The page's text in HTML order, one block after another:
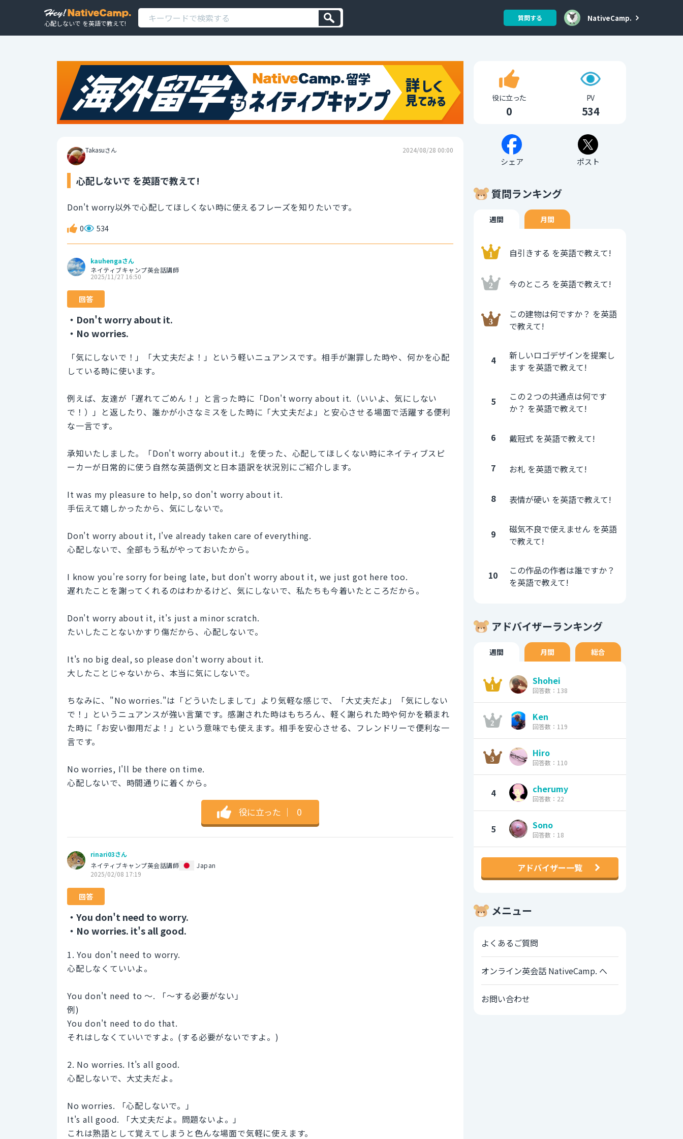
心配しないで を英語で教えて!
質問する NativeCamp.
Takasuさん 2024/08/28 00:00
心配しないで を英語で教えて!
Don't worry以外で心配してほしくない時に使えるフレーズを知りたいです。
0 534
kauhengaさん
ネイティブキャンプ英会話講師
2025/11/27 16:50
回答
・Don't worry about it.
・No worries.
「気にしないで！」「大丈夫だよ！」という軽いニュアンスです。相手が謝罪した時や、何かを心配
している時に使います。
例えば、友達が「遅れてごめん！」と言った時に「Don't worry about it.（いいよ、気にしない
で！）」と返したり、誰かが小さなミスをした時に「大丈夫だよ」と安心させる場面で活躍する便利
な一言です。
承知いたしました。「Don't worry about it.」を使った、心配してほしくない時にネイティブスピ
ーカーが日常的に使う自然な英語例文と日本語訳を状況別にご紹介します。
It was my pleasure to help, so don't worry about it.
手伝えて嬉しかったから、気にしないで。
Don't worry about it, I've already taken care of everything.
心配しないで、全部もう私がやっておいたから。
I know you're sorry for being late, but don't worry about it, we just got here too.
遅れたことを謝ってくれるのはわかるけど、気にしないで、私たちも今着いたところだから。
Don't worry about it, it's just a minor scratch.
たいしたことないかすり傷だから、心配しないで。
It's no big deal, so please don't worry about it.
大したことじゃないから、本当に気にしないで。
ちなみに、"No worries."は「どういたしまして」より気軽な感じで、「大丈夫だよ」「気にしない
で！」というニュアンスが強い言葉です。感謝された時はもちろん、軽く謝られた時や何かを頼まれ
た時に「お安い御用だよ！」という意味でも使えます。相手を安心させる、フレンドリーで便利な一
言です。
No worries, I'll be there on time.
心配しないで、時間通りに着くから。
役に立った ｜ 0
rinari03さん
ネイティブキャンプ英会話講師
Japan
2025/02/08 17:19
回答
・You don't need to worry.
・No worries. it's all good.
1. You don't need to worry.
心配しなくていいよ。
You don't need to ～. 「～する必要がない」
例)
You don't need to do that.
それはしなくていいですよ。(する必要がないですよ。)
2. No worries. It's all good.
心配しないで、大丈夫だよ。
No worries. 「心配しないで。」
It's all good. 「大丈夫だよ。問題ないよ。」
これは熟語として覚えてしまうと色んな場面で気軽に使えます。
役に立った
0
PV
534
シェア ポスト
質問ランキング
週間 月間
自引きする を英語で教えて!
今のところ を英語で教えて!
この建物は何ですか？ を英語
で教えて!
4
新しいロゴデザインを提案し
ます を英語で教えて!
5
この２つの共通点は何です
か？ を英語で教えて!
6 戴冠式 を英語で教えて!
7 お札 を英語で教えて!
8 表情が硬い を英語で教えて!
9
磁気不良で使えません を英語
で教えて!
10
この作品の作者は誰ですか？
を英語で教えて!
アドバイザーランキング
週間 月間 総合
Shohei
回答数：138
Ken
回答数：119
Hiro
回答数：110
4 cherumy
回答数：22
5 Sono
回答数：18
アドバイザー一覧
メニュー
よくあるご質問
オンライン英会話 NativeCamp. へ
お問い合わせ